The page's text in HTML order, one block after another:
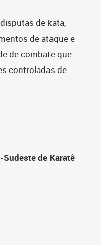
de kata,
de ataque e
de combate que
controladas de
de Karatê